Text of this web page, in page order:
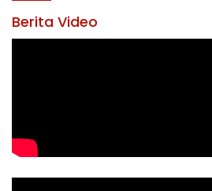
Berita Video